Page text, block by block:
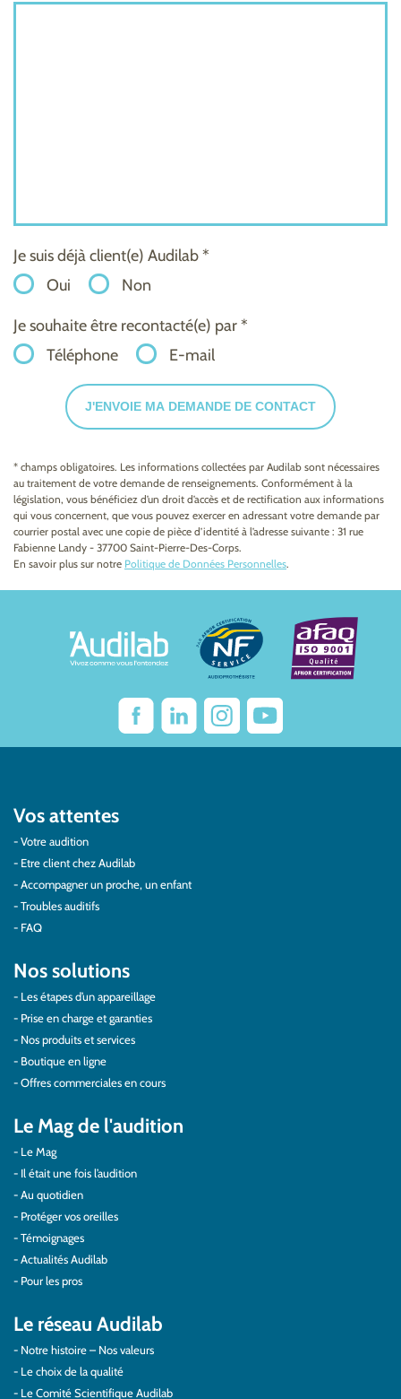
Je suis déjà client(e) Audilab *
Oui
Non
Je souhaite être recontacté(e) par *
Téléphone
E-mail
J'ENVOIE MA DEMANDE DE CONTACT
* champs obligatoires. Les informations collectées par Audilab sont nécessaires
au traitement de votre demande de renseignements. Conformément à la
législation, vous bénéficiez d’un droit d’accès et de rectification aux informations
qui vous concernent, que vous pouvez exercer en adressant votre demande par
courrier postal avec une copie de pièce d’identité à l’adresse suivante : 31 rue
Fabienne Landy - 37700 Saint-Pierre-Des-Corps.
En savoir plus sur notre Politique de Données Personnelles.
Vos attentes
Votre audition
Etre client chez Audilab
Accompagner un proche, un enfant
Troubles auditifs
FAQ
Nos solutions
Les étapes d’un appareillage
Prise en charge et garanties
Nos produits et services
Boutique en ligne
Offres commerciales en cours
Le Mag de l'audition
Le Mag
Il était une fois l’audition
Au quotidien
Protéger vos oreilles
Témoignages
Actualités Audilab
Pour les pros
Le réseau Audilab
Notre histoire – Nos valeurs
Le choix de la qualité
Le Comité Scientifique Audilab